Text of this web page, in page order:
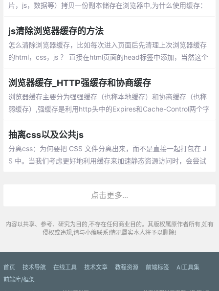
片，js，数据等）拷贝一份副本储存在浏览器中,为什么使用缓存：
开速度
js清除浏览器缓存的方法
怎么清除浏览器缓存，比如每次进入页面后先清理上次浏览器缓存
的html，css，js ？ 直接在html页面的head标签中添加，当然这个
浏览器缓存_HTTP强缓存和协商缓存
浏览器缓存主要分为强强缓存（也称本地缓存）和协商缓存（也称
弱缓存）,强缓存是利用http头中的Expires和Cache-Control两个字
确定缓存资源是否可用.
抽离css以及公共js
分离css：为何要把 CSS 文件分离出来，而不是直接一起打包在 J
S 中。当我们考虑更好地利用缓存来加速静态资源访问时，会尝试
点击更多...
内容以共享、参考、研究为目的,不存在任何商业目的。其版权属原作者所有,如有
侵权或违规,请与小编联系!情况属实本人将予以删除!
首页 技术导航 在线工具 技术文章 教程资源 前端标签
AI工具集
前端库/框架